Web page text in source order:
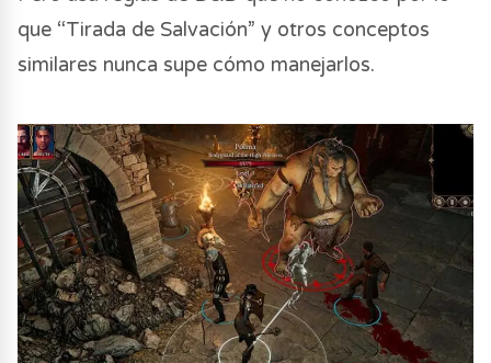
que “Tirada de Salvación” y otros conceptos
similares nunca supe cómo manejarlos.